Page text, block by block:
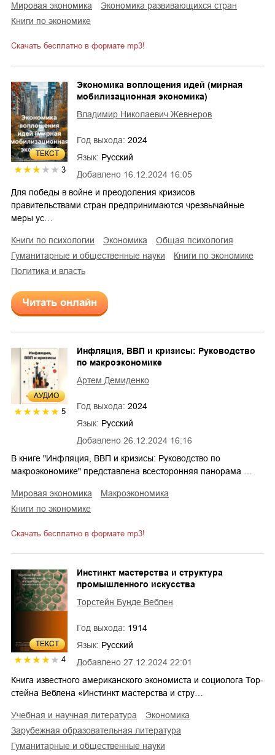
мировая экономика
экономика развивающихся стран
книги по экономике
Скачать бесплатно в формате mp3!
ТЕКСТ
3 Добавлено 16.12.2024 16:05
Экономика воплощения идей (мирная
мобилизационная экономика)
Владимир Николаевич Жевнеров
Год выхода: 2024
Язык: Русский
Для победы в войне и преодоления кризисов
правительствами стран предпринимаются чрезвычайные
меры ус…
книги по психологии экономика
общая психология
гуманитарные и общественные науки
книги по экономике
политика и власть
Читать онлайн
AУДИО
5
Добавлено 26.12.2024 16:16
Инфляция, ВВП и кризисы: Руководство
по макроэкономике
Артем Демиденко
Год выхода: 2024
Язык: Русский
В книге "Инфляция, ВВП и кризисы: Руководство по
макроэкономике" представлена всесторонняя панорама …
мировая экономика
макроэкономика
книги по экономике
Скачать бесплатно в формате mp3!
ТЕКСТ
4 Добавлено 27.12.2024 22:01
Инстинкт мастерства и структура
промышленного искусства
Торстейн Бунде Веблен
Год выхода: 1914
Язык: Русский
Книга известного американского экономиста и социолога Тор-
стейна Веблена «Инстинкт мастерства и стру…
учебная и научная литература
экономика
зарубежная образовательная литература
гуманитарные и общественные науки